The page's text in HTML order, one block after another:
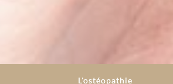
L'ostéopathie